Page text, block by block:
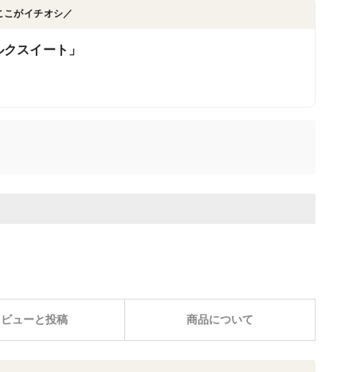
こがイチオシ／
スイート」
ューと投稿 商品について